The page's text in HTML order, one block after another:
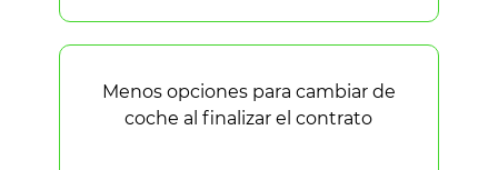
Menos opciones para cambiar de
coche al finalizar el contrato